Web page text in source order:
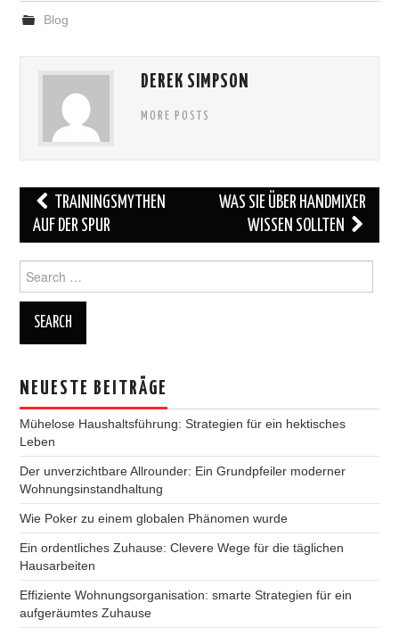
Blog
DEREK SIMPSON
MORE POSTS
Post
navigation
TRAININGSMYTHEN
AUF DER SPUR
WAS SIE ÜBER HANDMIXER
WISSEN SOLLTEN
Search
for:
NEUESTE BEITRÄGE
Mühelose Haushaltsführung: Strategien für ein hektisches
Leben
Der unverzichtbare Allrounder: Ein Grundpfeiler moderner
Wohnungsinstandhaltung
Wie Poker zu einem globalen Phänomen wurde
Ein ordentliches Zuhause: Clevere Wege für die täglichen
Hausarbeiten
Effiziente Wohnungsorganisation: smarte Strategien für ein
aufgeräumtes Zuhause